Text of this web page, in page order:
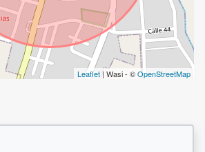
Leaflet | Wasi - ©OpenStreetMap